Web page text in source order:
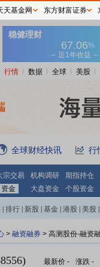
行情 数据 全球 美股
全球财经快讯 行
宗交易 机构调研 期指持仓
资金 大盘资金 个股资金
排行 新股 基金 港股 美股
> 融资融券 > 高测股份-融资
最新价 - 涨跌 -
天基金网 东方财富证券